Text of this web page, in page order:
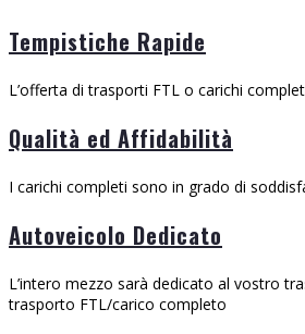
Tempistiche Rapide
L’offerta di trasporti FTL o carichi
Qualità ed Affidabilità
I carichi completi sono in grado di
Autoveicolo Dedicato
L’intero mezzo sarà dedicato al vostro
trasporto FTL/carico completo